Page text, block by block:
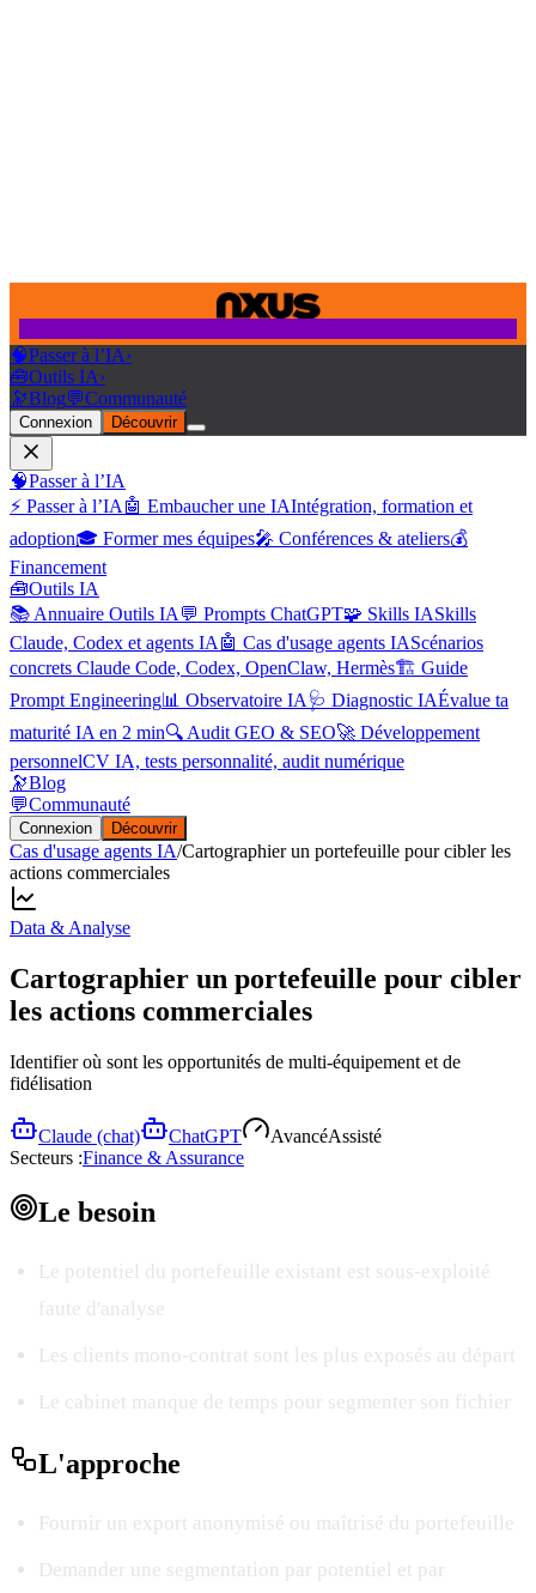
🧠Passer à l’IA›
🧰Outils IA›
🔭Blog💬Communauté
Connexion Découvrir
🧠Passer à l’IA
⚡ Passer à l’IA 🤖 Embaucher une IAIntégration, formation et
adoption🎓 Former mes équipes🎤 Conférences & ateliers💰
Financement
🧰Outils IA
📚 Annuaire Outils IA 💬 Prompts ChatGPT🧩 Skills IASkills
Claude, Codex et agents IA 🤖 Cas d'usage agents IAScénarios
concrets Claude Code, Codex, OpenClaw, Hermès🏗️ Guide
Prompt Engineering📊 Observatoire IA 🩺 Diagnostic IAÉvalue ta
maturité IA en 2 min🔍 Audit GEO & SEO🚀 Développement
personnelCV IA, tests personnalité, audit numérique
🔭Blog
💬Communauté
Connexion Découvrir
Cas d'usage agents IA/Cartographier un portefeuille pour cibler les
actions commerciales
Data & Analyse
Cartographier un portefeuille pour cibler
les actions commerciales
Identifier où sont les opportunités de multi-équipement et de
fidélisation
Claude (chat) ChatGPT AvancéAssisté
Secteurs :Finance & Assurance
Le besoin
Le potentiel du portefeuille existant est sous-exploité
faute d'analyse
Les clients mono-contrat sont les plus exposés au départ
Le cabinet manque de temps pour segmenter son fichier
L'approche
Fournir un export anonymisé ou maîtrisé du portefeuille
Demander une segmentation par potentiel et par